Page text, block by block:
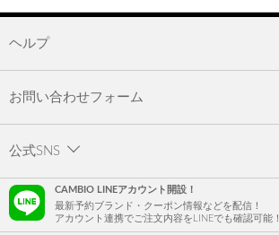
ヘルプ
お問い合わせフォーム
公式SNS
CAMBIO LINEアカウント開設！
最新予約ブランド・クーポン情報などを配信！
アカウント連携でご注文内容をLINEでも確認可能！